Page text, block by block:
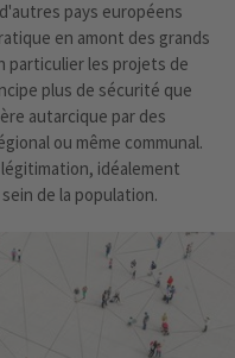
pays européens
en amont des grands
les projets de
plus de sécurité que
autarcique par des
ou même communal.
idéalement
de la population.